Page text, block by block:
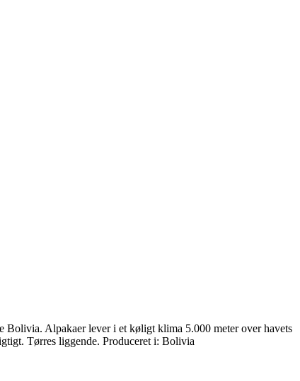
Alpakaer lever i et køligt klima 5.000 meter over havets
Tørres liggende. Produceret i: Bolivia